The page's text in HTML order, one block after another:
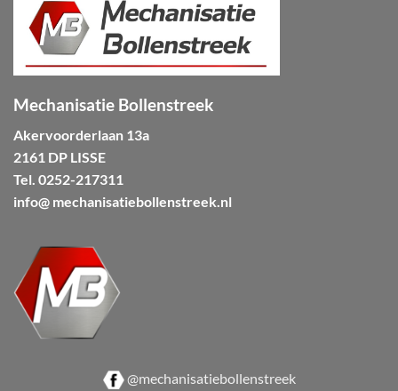
Mechanisatie Bollenstreek
Akervoorderlaan 13a
2161 DP LISSE
Tel. 0252-217311
info@ mechanisatiebollenstreek.nl
@mechanisatiebollenstreek